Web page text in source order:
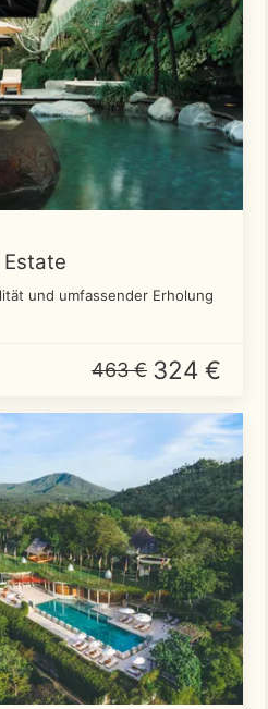
Estate
und umfassender Erholung
463 € 324 €